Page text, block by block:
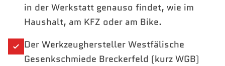
in der Werkstatt genauso findet, wie im
Haushalt, am KFZ oder am Bike.
Der Werkzeughersteller Westfälische
Gesenkschmiede Breckerfeld (kurz WGB)